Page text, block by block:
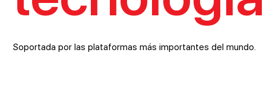
Soportada por las plataformas más importantes del mundo.